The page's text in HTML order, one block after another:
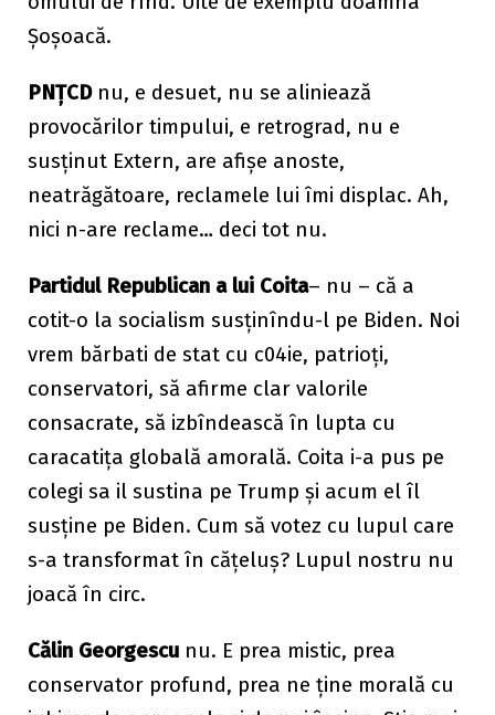
Șoșoacă.
PNȚCDnu, e desuet, nu se aliniează
provocărilor timpului, e retrograd, nu e
susținut Extern, are afișe anoste,
neatrăgătoare, reclamele lui îmi displac. Ah,
nici n-are reclame… deci tot nu.
Partidul Republican a lui Coita– nu – că a
cotit-o la socialism susținîndu-l pe Biden. Noi
vrem bărbati de stat cu c04ie, patrioți,
conservatori, să afirme clar valorile
consacrate, să izbîndească în lupta cu
caracatița globală amorală. Coita i-a pus pe
colegi sa il sustina pe Trump și acum el îl
susține pe Biden. Cum să votez cu lupul care
s-a transformat în cățeluș? Lupul nostru nu
joacă în circ.
Călin Georgescu nu. E prea mistic, prea
conservator profund, prea ne ține morală cu